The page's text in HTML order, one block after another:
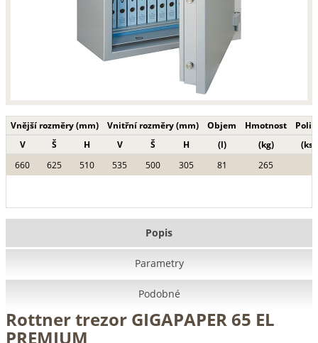
Vnější rozměry (mm) Vnitřní rozměry (mm) Objem Hmotnost
V
Š H V Š H (l) (kg)
(ks)
660
625 510 535 500 305 81 265
Popis
Parametry
Podobné
Rottner trezor GIGAPAPER 65 EL
PREMIUM